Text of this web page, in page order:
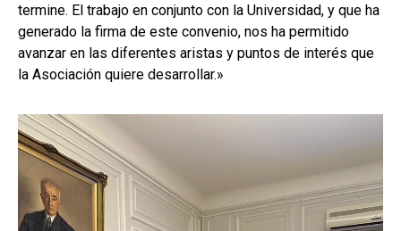
termine. El trabajo en conjunto con la Universidad, y que ha
generado la firma de este convenio, nos ha permitido
avanzar en las diferentes aristas y puntos de interés que
la Asociación quiere desarrollar.»